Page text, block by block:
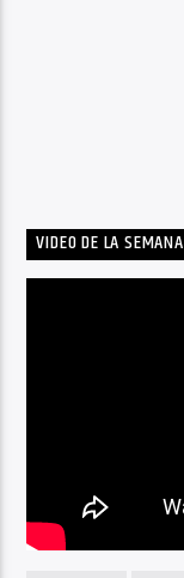
VIDEO DE LA SEMANA
BY TAG